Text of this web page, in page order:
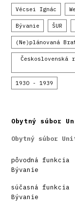
Vécsei Ignác
Bývanie ŠUR
(Ne)plánovaná
1930 - 1939
Obytný súbor
Obytný súbor
pôvodná funkcia
Bývanie
súčasná funkcia
Bývanie